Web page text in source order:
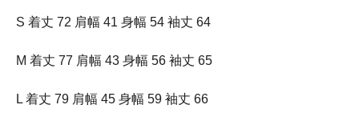
S 着丈 72 肩幅 41 身幅 54 袖丈 64
M 着丈 77 肩幅 43 身幅 56 袖丈 65
L 着丈 79 肩幅 45 身幅 59 袖丈 66